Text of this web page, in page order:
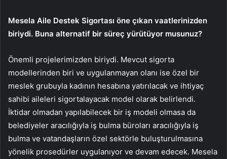
Mesela Aile Destek Sigortası öne çıkan vaatlerinizden
biriydi. Buna alternatif bir süreç yürütüyor musunuz?
Önemli projelerimizden biriydi. Mevcut sigorta
modellerinden biri ve uygulanmayan olanı ise özel bir
meslek grubuyla kadının hesabına yatırılacak ve ihtiyaç
sahibi aileleri sigortalayacak model olarak belirlendi.
İktidar olmadan yapılabilecek bir iş modeli olmasa da
belediyeler aracılığıyla iş bulma büroları aracılığıyla iş
bulma ve vatandaşların özel sektörle buluşturulmasına
yönelik prosedürler uygulanıyor ve devam edecek. Mesela